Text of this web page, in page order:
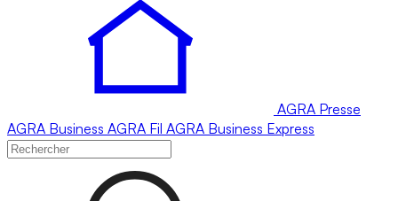
AGRA Presse
AGRA Business AGRA Fil AGRA Business Express